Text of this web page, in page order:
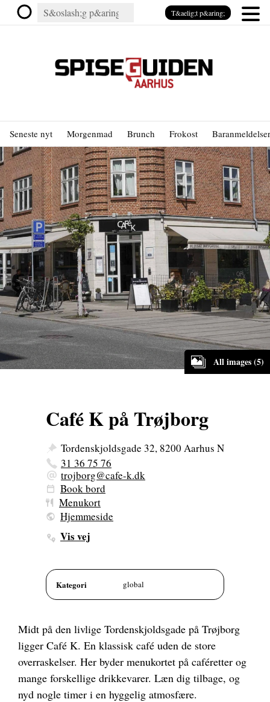
Seneste nyt Morgenmad Brunch Frokost Baranmeldelser
All images (5)
Café K på Trøjborg
Tordenskjoldsgade 32, 8200 Aarhus N
31 36 75 76
trojborg@cafe-k.dk
Book bord
Menukort
Hjemmeside
Vis vej
Kategori global
Midt på den livlige Tordenskjoldsgade på Trøjborg
ligger Café K. En klassisk café uden de store
overraskelser. Her byder menukortet på caféretter og
mange forskellige drikkevarer. Læn dig tilbage, og
nyd nogle timer i en hyggelig atmosfære.
T&aelig;t p&aring;